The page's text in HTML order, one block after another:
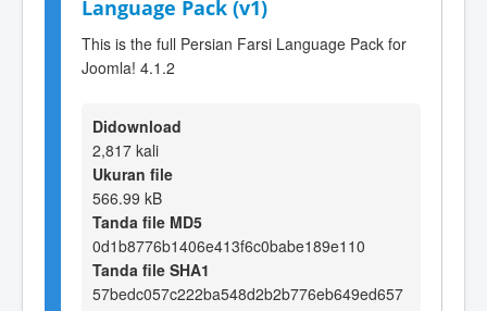
Language Pack (v1)
This is the full Persian Farsi Language Pack for
Joomla! 4.1.2
Didownload
2,817 kali
Ukuran file
566.99 kB
Tanda file MD5
0d1b8776b1406e413f6c0babe189e110
Tanda file SHA1
57bedc057c222ba548d2b2b776eb649ed657